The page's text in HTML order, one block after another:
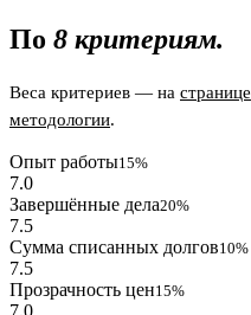
По 8 критериям.
Веса критериев — на странице
методологии.
Опыт работы15%
7.0
Завершённые дела20%
7.5
Сумма списанных долгов10%
7.5
Прозрачность цен15%
7.0